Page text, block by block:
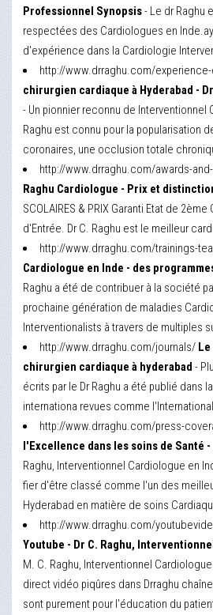
Professionnel Synopsis- Le dr Raghu
respectées des Cardiologues en
d'expérience dans la Cardiologie
http://www.drraghu.com/
chirurgien cardiaque à Hyderabad -
- Un pionnier reconnu de Interventionnel
Raghu est connu pour la popularisation
coronaires, une occlusion totale
http://www.drraghu.com/awards-
Raghu Cardiologue - Prix et
SCOLAIRES & PRIX Garanti Etat de
d'Entrée. Dr C. Raghu est le meilleur
http://www.drraghu.com/trainings-
Cardiologue en Inde - des
Raghu a été de contribuer à la société
prochaine génération de maladies
Interventionalists à travers de multiples
http://www.drraghu.com/journals/
chirurgien cardiaque à hyderabad -
écrits par le Dr Raghu a été publié dans
internationa revues comme
http://www.drraghu.com/press-
l'Excellence dans les soins de Santé -
Raghu, Interventionnel Cardiologue en
fier d'être classé comme l'un des
Hyderabad en matière de soins
http://www.drraghu.com/
Youtube - Dr C. Raghu,
M. C. Raghu, Interventionnel
direct vidéo piqûres dans Drraghu
sont purement pour l'éducation du